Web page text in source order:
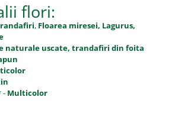
flori:
, Floarea miresei, Lagurus,
naturale uscate, trandafiri din foita
- Multicolor